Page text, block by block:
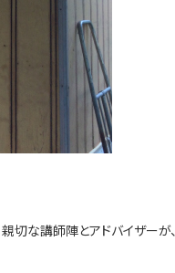
切な講師陣とアドバイザー